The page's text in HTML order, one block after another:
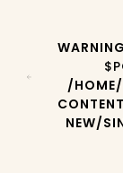
WARNING
/
NEW/